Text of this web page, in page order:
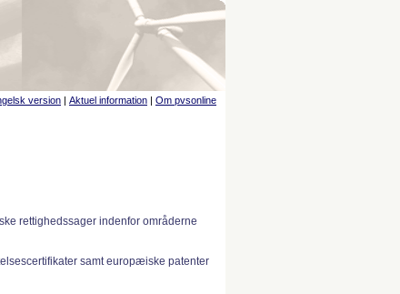
version | Aktuel information | Om pvsonline
rettighedssager indenfor områderne
samt europæiske patenter